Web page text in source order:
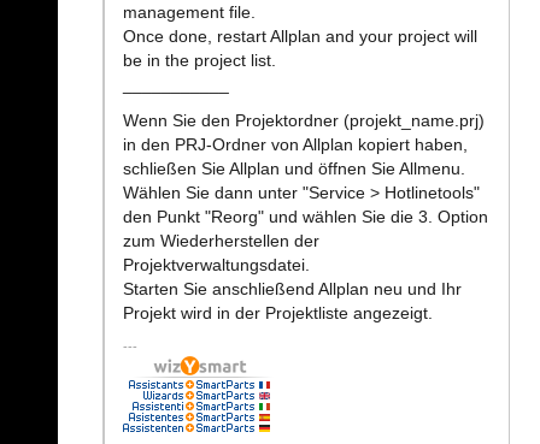
management file.
Once done, restart Allplan and your project will
be in the project list.
Wenn Sie den Projektordner (projekt_name.prj)
in den PRJ-Ordner von Allplan kopiert haben,
schließen Sie Allplan und öffnen Sie Allmenu.
Wählen Sie dann unter "Service > Hotlinetools"
den Punkt "Reorg" und wählen Sie die 3. Option
zum Wiederherstellen der
Projektverwaltungsdatei.
Starten Sie anschließend Allplan neu und Ihr
Projekt wird in der Projektliste angezeigt.